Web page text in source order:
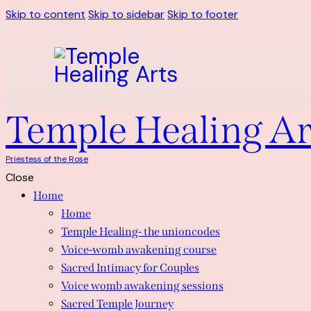
Skip to content Skip to sidebarSkip to footer
Temple Healing
Priestess of the Rose
Close
Home
Home
Temple Healing- the unioncodes
Voice-womb awakening course
Sacred Intimacy for Couples
Voice womb awakening sessions
Sacred Temple Journey